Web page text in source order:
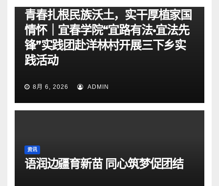
青春扎根民族沃土，实干厚植家国
情怀｜宜春学院“宜路有法•宜法先
锋”实践团赴洋林村开展三下乡实
践活动
8月 6, 2026 ADMIN
资讯
语润边疆育新苗 同心筑梦促团结